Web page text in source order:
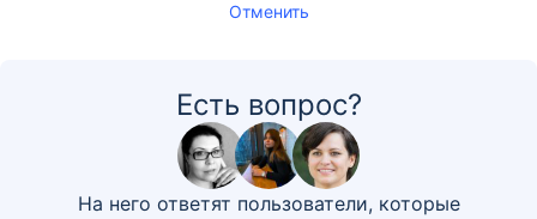
Отменить
Есть вопрос?
На него ответят пользователи, которые